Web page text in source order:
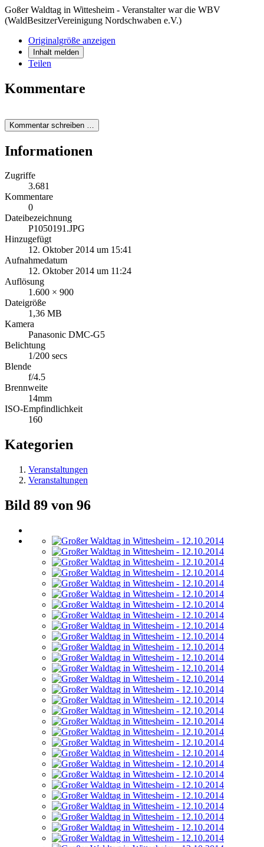
Goßer Waldtag in Wittesheim - Veranstalter war die WBV
(WaldBesitzerVereinigung Nordschwaben e.V.)
Originalgröße anzeigen
Inhalt melden
Teilen
Kommentare
Kommentar schreiben …
Informationen
Zugriffe
3.681
Kommentare
0
Dateibezeichnung
P1050191.JPG
Hinzugefügt
12. Oktober 2014 um 15:41
Aufnahmedatum
12. Oktober 2014 um 11:24
Auflösung
1.600 × 900
Dateigröße
1,36 MB
Kamera
Panasonic DMC-G5
Belichtung
1/200 secs
Blende
f/4.5
Brennweite
14mm
ISO-Empfindlichkeit
160
Kategorien
Veranstaltungen
Veranstaltungen
Bild 89 von 96